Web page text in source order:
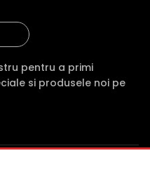
pentru a primi
si produsele noi pe